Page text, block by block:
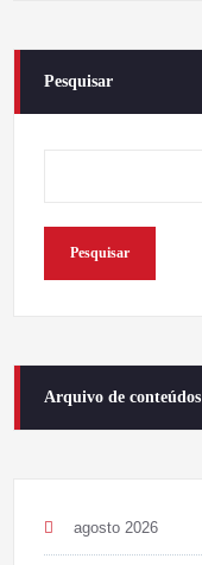
Pesquisar
Pesquisar
Arquivo de conteúdos
agosto 2026